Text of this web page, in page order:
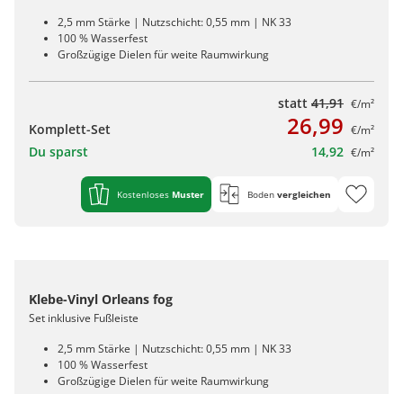
2,5 mm Stärke | Nutzschicht: 0,55 mm | NK 33
100 % Wasserfest
Großzügige Dielen für weite Raumwirkung
statt 41,91 €/m²
Komplett-Set 26,99 €/m²
Du sparst 14,92 €/m²
Kostenloses Muster Boden vergleichen
Klebe-Vinyl Orleans fog
Set inklusive Fußleiste
2,5 mm Stärke | Nutzschicht: 0,55 mm | NK 33
100 % Wasserfest
Großzügige Dielen für weite Raumwirkung